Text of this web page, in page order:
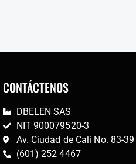
CONTÁCTENOS
DBELEN SAS
NIT 900079520-3
Av. Ciudad de Cali No. 83-
(601) 252 4467